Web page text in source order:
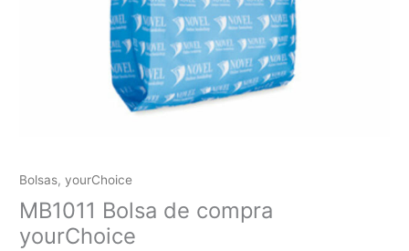
Bolsas,yourChoice
MB1011 Bolsa de compra
yourChoice